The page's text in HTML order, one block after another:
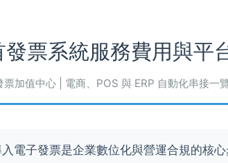
發票系統服務費用與平
票加值中心 | 電商、POS 與 ERP 自動化串接一
電子發票是企業數位化與營運合規的核